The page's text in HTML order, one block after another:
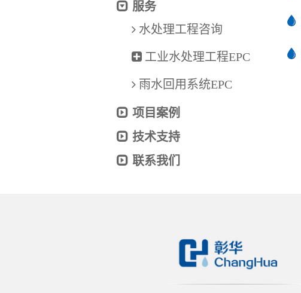
服务
水处理工程咨询
工业水处理工程EPC
雨水回用系统EPC
项目案例
技术支持
联系我们